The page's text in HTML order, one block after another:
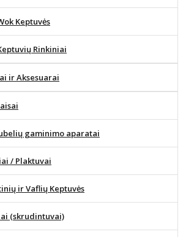
Keptuvės
Rinkiniai
ir Aksesuarai
gaminimo aparatai
/ Plaktuvai
ir Vaflių Keptuvės
(skrudintuvai)